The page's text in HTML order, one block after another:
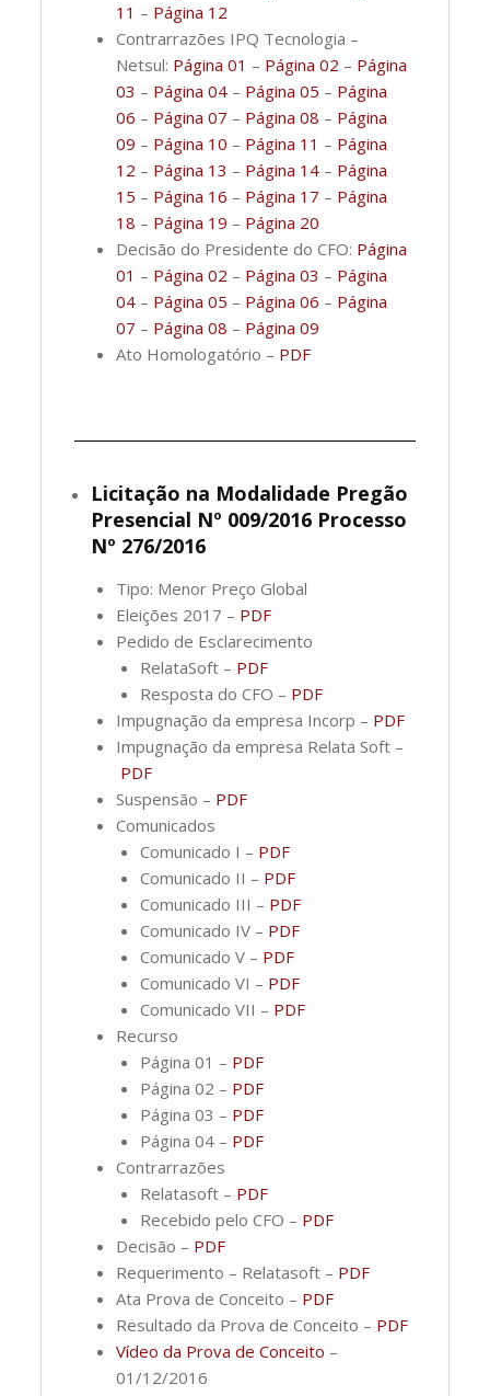
11 – Página 12
Contrarrazões IPQ Tecnologia –
Netsul: Página 01 – Página 02 – Página
03 – Página 04– Página 05 – Página
06 – Página 07 – Página 08 – Página
09 – Página 10 – Página 11 – Página
12 – Página 13 – Página 14– Página
15 – Página 16 – Página 17 – Página
18 – Página 19 – Página 20
Decisão do Presidente do CFO: Página
01 – Página 02 – Página 03 – Página
04– Página 05 – Página 06 – Página
07 – Página 08 – Página 09
Ato Homologatório – PDF
Licitação na Modalidade Pregão
Presencial Nº 009/2016 Processo
Nº 276/2016
Tipo: Menor Preço Global
Eleições 2017 – PDF
Pedido de Esclarecimento
RelataSoft – PDF
Resposta do CFO – PDF
Impugnação da empresa Incorp – PDF
Impugnação da empresa Relata Soft –
PDF
Suspensão – PDF
Comunicados
Comunicado I – PDF
Comunicado II – PDF
Comunicado III – PDF
Comunicado IV – PDF
Comunicado V – PDF
Comunicado VI – PDF
Comunicado VII – PDF
Recurso
Página 01 – PDF
Página 02 – PDF
Página 03 – PDF
Página 04 – PDF
Contrarrazões
Relatasoft – PDF
Recebido pelo CFO – PDF
Decisão – PDF
Requerimento – Relatasoft – PDF
Ata Prova de Conceito – PDF
Resultado da Prova de Conceito – PDF
Vídeo da Prova de Conceito –
01/12/2016